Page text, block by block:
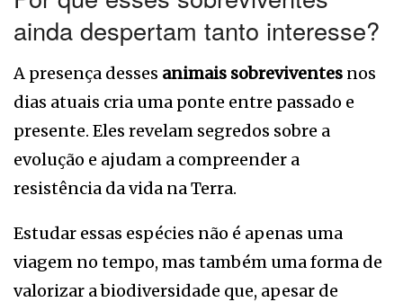
ainda despertam tanto interesse?
A presença desses animais sobreviventes nos
dias atuais cria uma ponte entre passado e
presente. Eles revelam segredos sobre a
evolução e ajudam a compreender a
resistência da vida na Terra.
Estudar essas espécies não é apenas uma
viagem no tempo, mas também uma forma de
valorizar a biodiversidade que, apesar de